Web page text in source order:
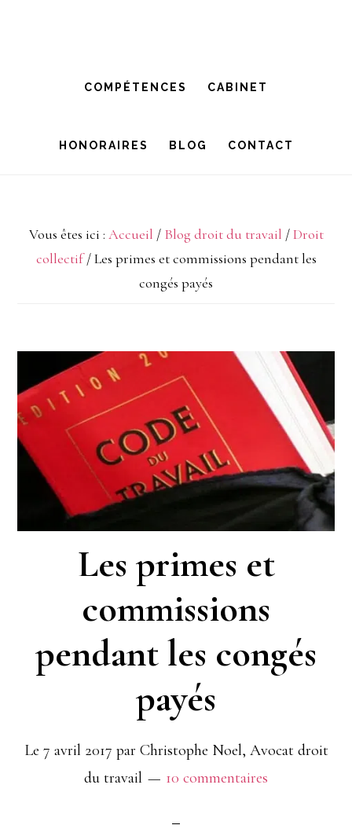
principale
COMPÉTENCES CABINET
HONORAIRES BLOG CONTACT
Vous êtes ici : Accueil / Blog droit du travail / Droit
collectif /Les primes et commissions pendant les
congés payés
Les primes et
commissions
pendant les congés
payés
Le 7 avril 2017 par Christophe Noel, Avocat droit
du travail
10 commentaires